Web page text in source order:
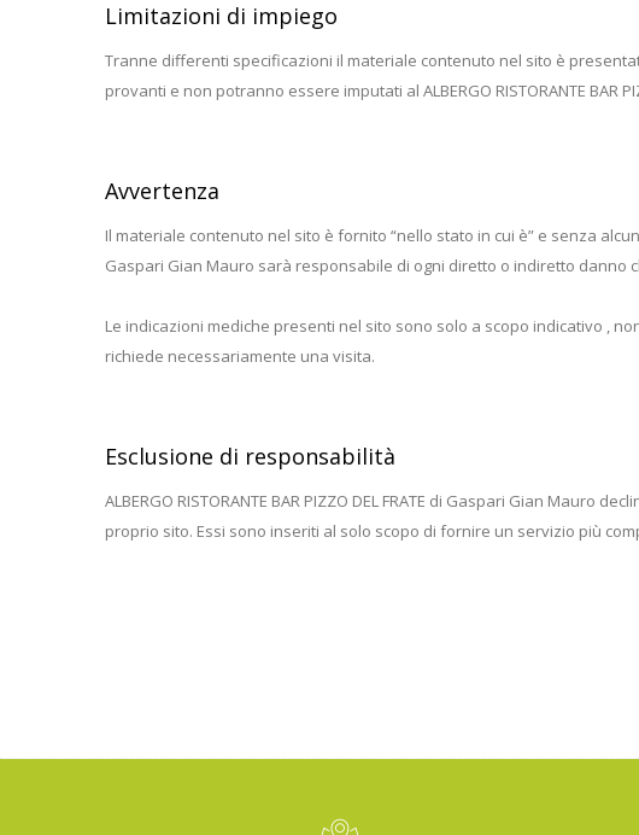
Limitazioni di impiego
Tranne differenti specificazioni il materiale contenuto nel sito è
provanti e non potranno essere imputati al ALBERGO RISTORANTE BAR
Avvertenza
Il materiale contenuto nel sito è fornito “nello stato in cui è” e senza
Gaspari Gian Mauro sarà responsabile di ogni diretto o indiretto danno
Le indicazioni mediche presenti nel sito sono solo a scopo indicativo ,
richiede necessariamente una visita.
Esclusione di responsabilità
ALBERGO RISTORANTE BAR PIZZO DEL FRATE di Gaspari Gian
proprio sito. Essi sono inseriti al solo scopo di fornire un servizio più